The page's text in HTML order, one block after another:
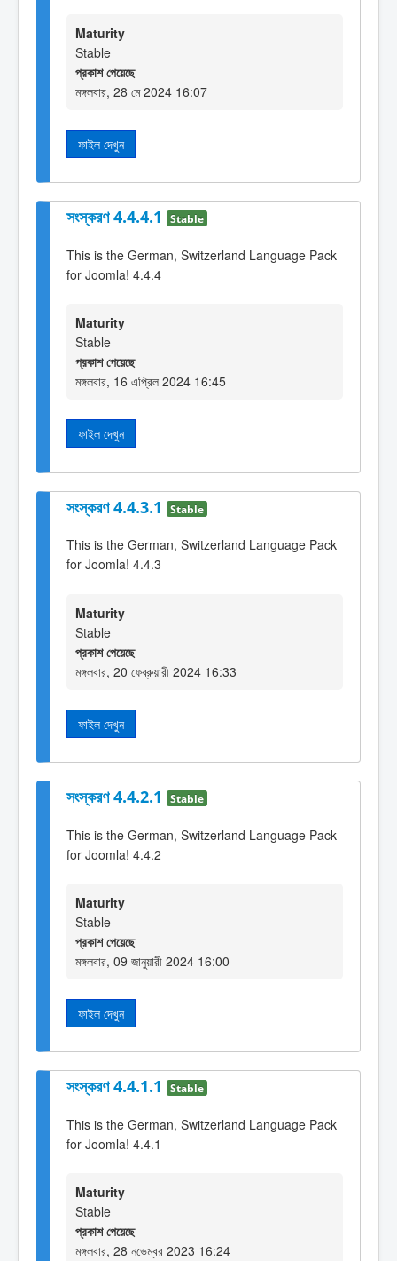
Maturity
Stable
প্রকাশ পেয়েছে
মঙ্গলবার, 28 মে 2024 16:07
ফাইল দেখুন
সংস্করণ 4.4.4.1 Stable
This is the German, Switzerland Language Pack
for Joomla! 4.4.4
Maturity
Stable
প্রকাশ পেয়েছে
মঙ্গলবার, 16 এপ্রিল 2024 16:45
ফাইল দেখুন
সংস্করণ 4.4.3.1 Stable
This is the German, Switzerland Language Pack
for Joomla! 4.4.3
Maturity
Stable
প্রকাশ পেয়েছে
মঙ্গলবার, 20 ফেব্রুয়ারী 2024 16:33
ফাইল দেখুন
সংস্করণ 4.4.2.1 Stable
This is the German, Switzerland Language Pack
for Joomla! 4.4.2
Maturity
Stable
প্রকাশ পেয়েছে
মঙ্গলবার, 09 জানুয়ারী 2024 16:00
ফাইল দেখুন
সংস্করণ 4.4.1.1 Stable
This is the German, Switzerland Language Pack
for Joomla! 4.4.1
Maturity
Stable
প্রকাশ পেয়েছে
মঙ্গলবার, 28 নভেম্বর 2023 16:24